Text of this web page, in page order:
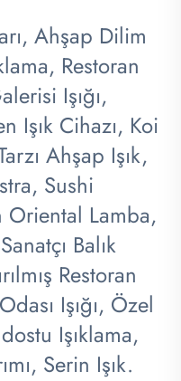
Ahşap Dilim
Restoran
Işığı,
Işık Cihazı, Koi
Ahşap Işık,
Sushi
Oriental Lamba,
Balık
Restoran
Işığı, Özel
Işıklama,
Serin Işık.